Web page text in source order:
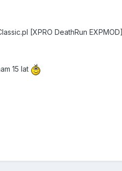
[XPRO DeathRun EXPMOD]
15 lat